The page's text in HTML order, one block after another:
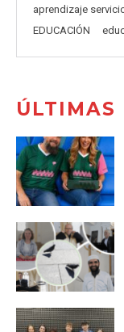
aprendizaje
EDUCACIÓN
ÚLTIMAS